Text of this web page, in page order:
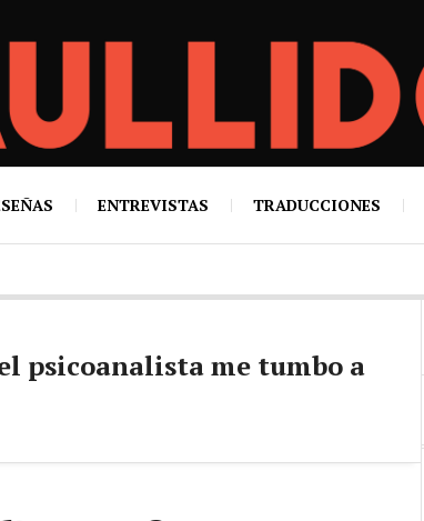
ENTREVISTAS TRADUCCIONES
psicoanalista me tumbo a